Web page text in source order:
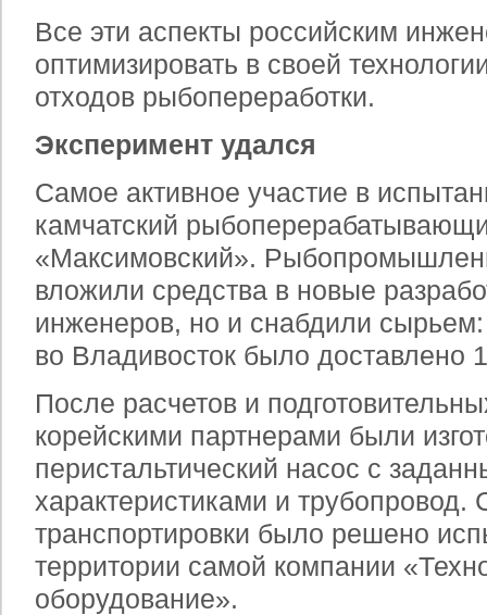
Все эти аспекты российским
оптимизировать в своей
отходов рыбопереработки.
Эксперимент удался
Самое активное участие в
камчатский
«Максимовский».
вложили средства в новые
инженеров, но и снабдили
во Владивосток было доставлено
После расчетов и
корейскими партнерами были
перистальтический насос с
характеристиками и трубопровод.
транспортировки было решено
территории самой компании
оборудование».